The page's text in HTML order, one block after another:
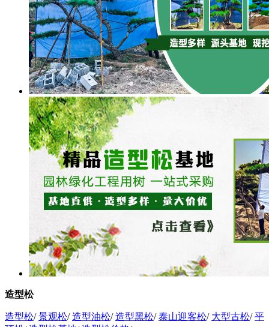
造型松
造型松/ 景观松/ 造型油松/ 造型黑松/ 泰山迎客松/ 大型古松/ 平